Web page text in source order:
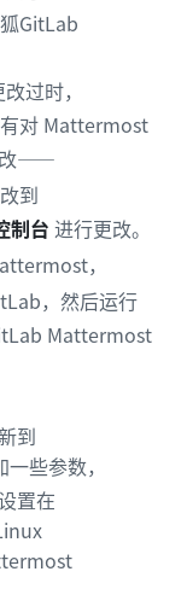
GitLab
过时，
对 Mattermost
改——
到
制台 进行更改。
，
，然后运行
Mattermost
到
些参数，
置在